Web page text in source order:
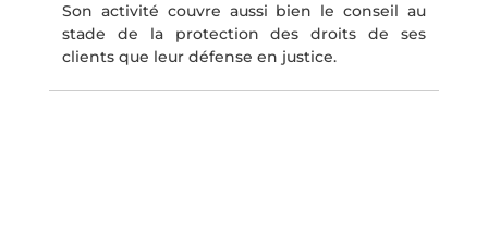
Son activité couvre aussi bien le conseil au
stade de la protection des droits de ses
clients que leur défense en justice.